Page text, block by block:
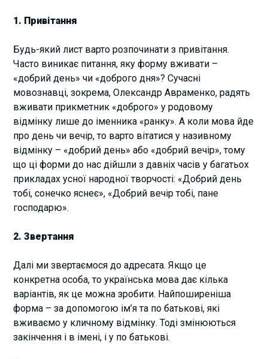
1. Привітання
Будь-який лист варто розпочинати з привітання.
Часто виникає питання, яку форму вживати –
«добрий день» чи «доброго дня»? Сучасні
мовознавці, зокрема, Олександр Авраменко, радять
вживати прикметник «доброго» у родовому
відмінку лише до іменника «ранку». А коли мова йде
про день чи вечір, то варто вітатися у називному
відмінку – «добрий день» або «добрий вечір», тому
що ці форми до нас дійшли з давніх часів у багатьох
прикладах усної народної творчості: «Добрий день
тобі, сонечко яснеє», «Добрий вечір тобі, пане
господарю».
2. Звертання
Далі ми звертаємося до адресата. Якщо це
конкретна особа, то українська мова дає кілька
варіантів, як це можна зробити. Найпоширеніша
форма – за допомогою ім’я та по батькові, які
вживаємо у кличному відмінку. Тоді змінюються
закінчення і в імені, і у по батькові.